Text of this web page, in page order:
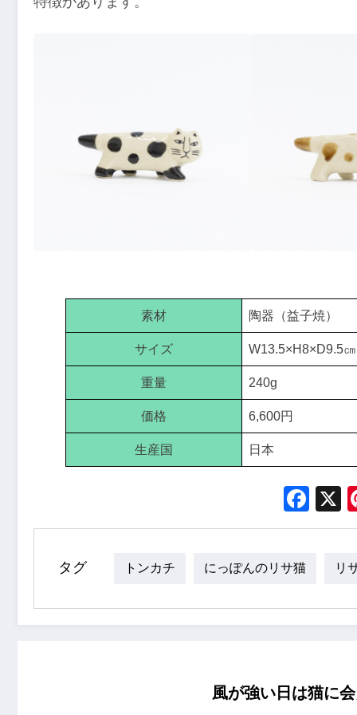
素材 陶器（益子焼）
サイズ W13.5×H8×D9.5㎝
重量 240g
価格 6,600円
生産国 日本
タグ トンカチ にっぽんのリサ猫 リ
風が強い日は猫に